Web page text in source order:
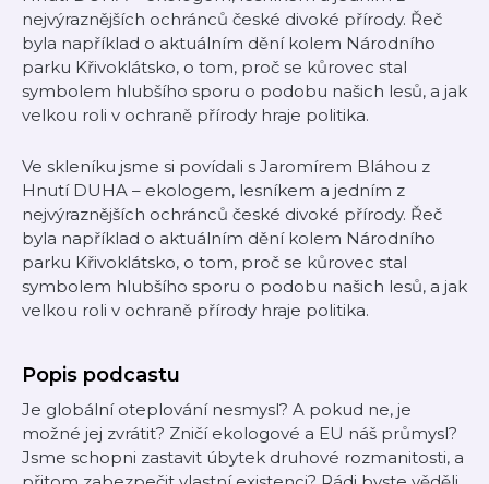
nejvýraznějších ochránců české divoké přírody. Řeč
byla například o aktuálním dění kolem Národního
parku Křivoklátsko, o tom, proč se kůrovec stal
symbolem hlubšího sporu o podobu našich lesů, a jak
velkou roli v ochraně přírody hraje politika.
Ve skleníku jsme si povídali s Jaromírem Bláhou z
Hnutí DUHA – ekologem, lesníkem a jedním z
nejvýraznějších ochránců české divoké přírody. Řeč
byla například o aktuálním dění kolem Národního
parku Křivoklátsko, o tom, proč se kůrovec stal
symbolem hlubšího sporu o podobu našich lesů, a jak
velkou roli v ochraně přírody hraje politika.
Popis podcastu
Je globální oteplování nesmysl? A pokud ne, je
možné jej zvrátit? Zničí ekologové a EU náš průmysl?
Jsme schopni zastavit úbytek druhové rozmanitosti, a